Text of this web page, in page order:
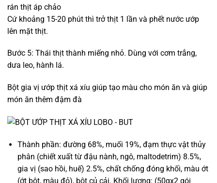
rán thịt áp chảo
Cứ khoảng 15-20 phút thì trở thịt 1 lần và phết nước ướp
lên mặt thịt.
Bước 5: Thái thịt thành miếng nhỏ. Dùng với cơm trắng,
dưa leo, hành lá.
Bột gia vị ướp thịt xá xíu giúp tạo màu cho món ăn và giúp
món ăn thêm đậm đà
Thành phần: đường 68%, muối 19%, đạm thực vật thủy
phân (chiết xuất từ đậu nành, ngô, maltodetrim) 8.5%,
gia vị (sao hồi, huế) 2.5%, chất chống đóng khối, màu ớt
(ớt bột, màu đỏ), bột củ cải. Khối lượng: (50gx2 gói